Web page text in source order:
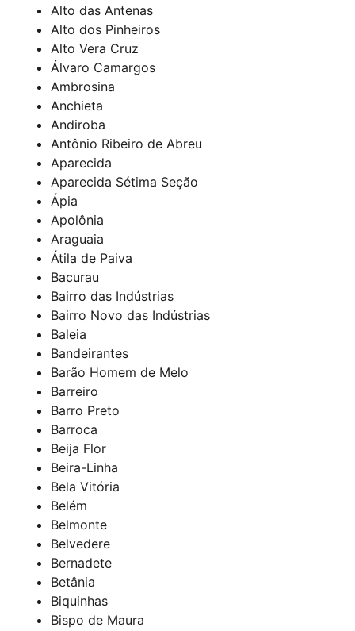
Alto das Antenas
Alto dos Pinheiros
Alto Vera Cruz
Álvaro Camargos
Ambrosina
Anchieta
Andiroba
Antônio Ribeiro de Abreu
Aparecida
Aparecida Sétima Seção
Ápia
Apolônia
Araguaia
Átila de Paiva
Bacurau
Bairro das Indústrias
Bairro Novo das Indústrias
Baleia
Bandeirantes
Barão Homem de Melo
Barreiro
Barro Preto
Barroca
Beija Flor
Beira-Linha
Bela Vitória
Belém
Belmonte
Belvedere
Bernadete
Betânia
Biquinhas
Bispo de Maura